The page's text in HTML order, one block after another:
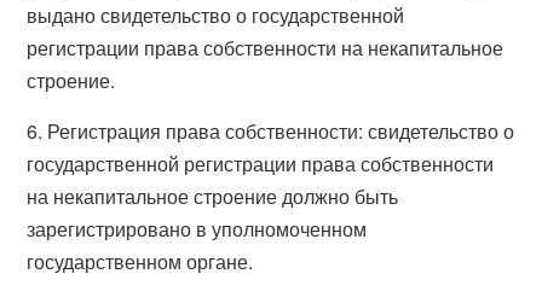
выдано свидетельство о государственной
регистрации права собственности на некапитальное
строение.
6. Регистрация права собственности: свидетельство о
государственной регистрации права собственности
на некапитальное строение должно быть
зарегистрировано в уполномоченном
государственном органе.